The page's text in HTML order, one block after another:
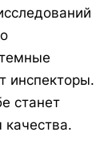
инспекторы.
станет
качества.